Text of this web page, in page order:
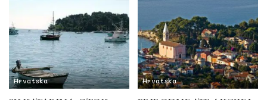
Hrvatska Hrvatska